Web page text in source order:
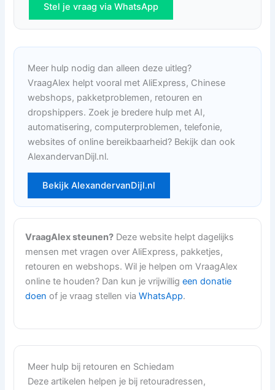
Stel je vraag via WhatsApp
Meer hulp nodig dan alleen deze uitleg?
VraagAlex helpt vooral met AliExpress, Chinese
webshops, pakketproblemen, retouren en
dropshippers. Zoek je bredere hulp met AI,
automatisering, computerproblemen, telefonie,
websites of online bereikbaarheid? Bekijk dan ook
AlexandervanDijl.nl.
Bekijk AlexandervanDijl.nl
VraagAlex steunen? Deze website helpt dagelijks
mensen met vragen over AliExpress, pakketjes,
retouren en webshops. Wil je helpen om VraagAlex
online te houden? Dan kun je vrijwilligeen donatie
doen of je vraag stellen viaWhatsApp.
Meer hulp bij retouren en Schiedam
Deze artikelen helpen je bij retouradressen,